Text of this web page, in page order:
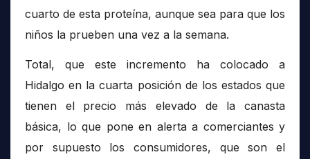
cuarto de esta proteína, aunque sea para que los
niños la prueben una vez a la semana.
Total, que este incremento ha colocado a
Hidalgo en la cuarta posición de los estados que
tienen el precio más elevado de la canasta
básica, lo que pone en alerta a comerciantes y
por supuesto los consumidores, que son el